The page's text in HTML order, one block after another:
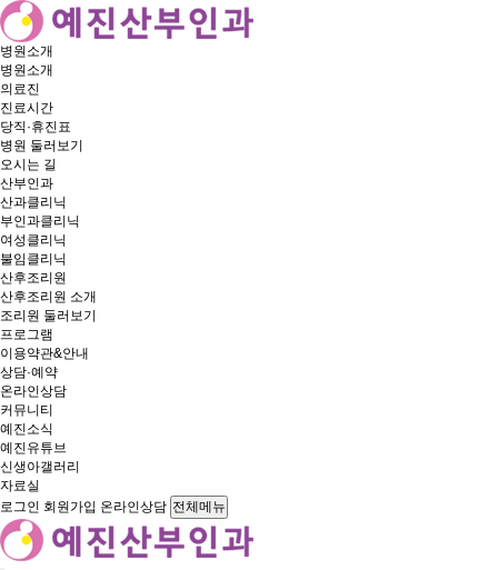
병원소개
병원소개
의료진
진료시간
당직·휴진표
병원 둘러보기
오시는 길
산부인과
산과클리닉
부인과클리닉
여성클리닉
불임클리닉
산후조리원
산후조리원 소개
조리원 둘러보기
프로그램
이용약관&안내
상담·예약
온라인상담
커뮤니티
예진소식
예진유튜브
신생아갤러리
자료실
로그인 회원가입 온라인상담 전체메뉴